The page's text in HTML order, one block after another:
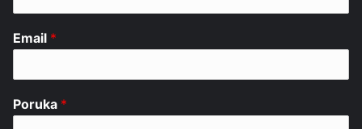
Email *
Poruka *